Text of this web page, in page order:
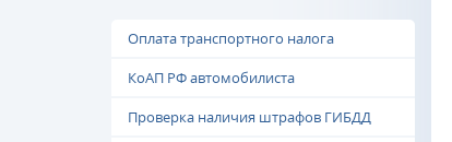
Оплата транспортного налога
КоАП РФ автомобилиста
Проверка наличия штрафов ГИБДД